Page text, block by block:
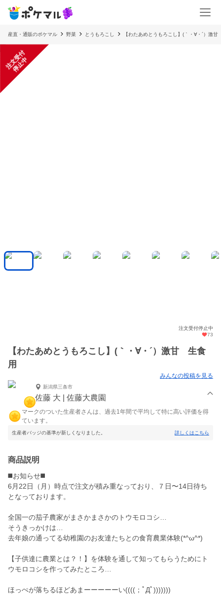
産直・通販のポケマル 野菜 とうもろこし 【わたあめとうもろこし】(｀・∀・´）激
注
文
受
付
停
止
中
注文受付停止中
73
【わたあめとうもろこし】(｀・∀・´）激甘 生食
用
みんなの投稿を見る
新潟県三条市
佐藤 大 | 佐藤大農園
マークのついた生産者さんは、過去1年間で平均して特に高い評価を得
ています。
生産者バッジの基準が新しくなりました。 詳しくはこちら
商品説明
◼️お知らせ◼️
6月22日（月）時点で注文が積み重なっており、７日〜14日待ち
となっております。
全国一の茄子農家がまさかまさかのトウモロコシ…
そうきっかけは…
去年娘の通ってる幼稚園のお友達たちとの食育農業体験(*^ω^*)
【子供達に農業とは？！】を体験を通して知ってもらうためにト
ウモロコシを作ってみたところ…
ほっぺが落ちるほどあまーーーーーい((((；ﾟДﾟ)))))))